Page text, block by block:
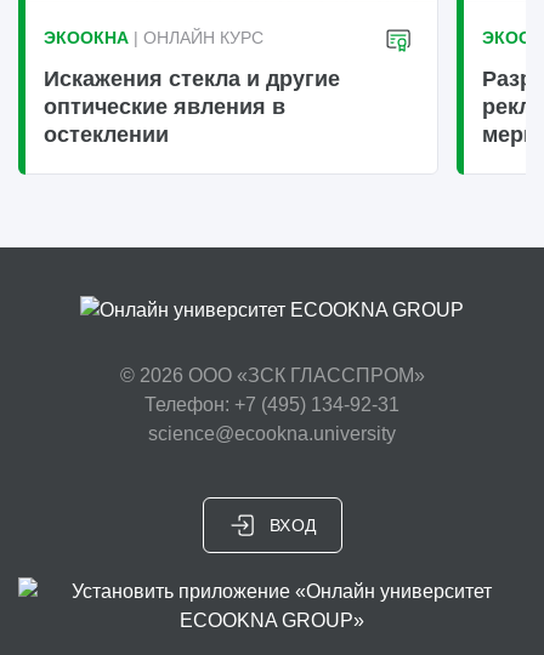
ЭКООКНА | ОНЛАЙН КУРС
Искажения стекла и другие
оптические явления в
остеклении
меры
© 2026 ООО «ЗСК ГЛАССПРОМ»
Телефон: +7 (495) 134-92-31
science@ecookna.university
ВХОД